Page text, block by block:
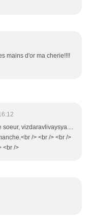
mains d'or ma cherie!!!!
soeur, vizdaravlivaysya....
/> <br /> <br />
<br />